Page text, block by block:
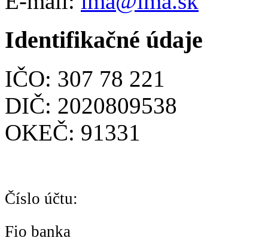
Identifikačné údaje
IČO: 307 78 221
DIČ: 2020809538
OKEČ: 91331
Číslo účtu:
Fio banka